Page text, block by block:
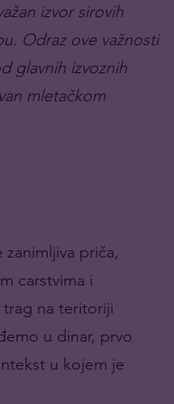
izvor sirovih
Odraz ove važnosti
glavnih izvoznih
mletačkom
priča,
carstvima i
trag na teritoriji
u dinar, prvo
u kojem je